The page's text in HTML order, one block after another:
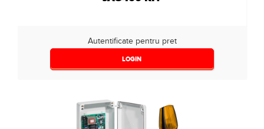
Autentificate pentru pret
LOGIN